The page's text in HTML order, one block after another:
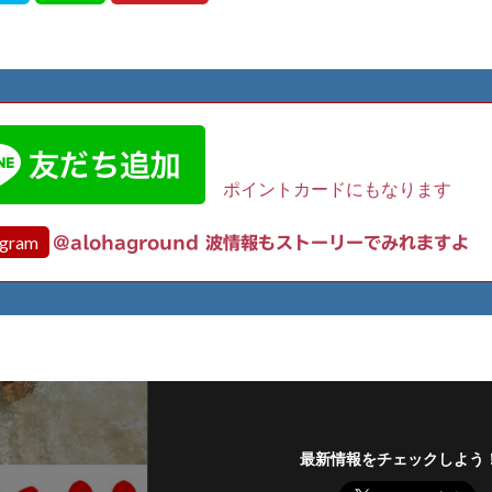
ポイントカードにもなります
@alohaground 波情報もストーリーでみれますよ
最新情報をチェックしよう